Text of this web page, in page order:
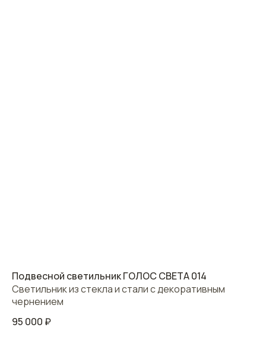
Подвесной светильник ГОЛОС СВЕТА 014
Светильник из стекла и стали с декоративным
чернением
95 000 ₽